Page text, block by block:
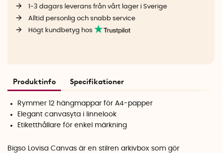
1-3 dagars leverans från vårt lager i Sverige
Alltid personlig och snabb service
Högt kundbetyg hos
Produktinfo Specifikationer
Rymmer 12 hängmappar för A4-papper
Elegant canvasyta i linnelook
Etiketthållare för enkel märkning
Bigso Lovisa Canvas är en stilren arkivbox som gör